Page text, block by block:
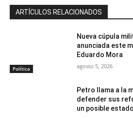
ARTÍCULOS RELACIONADOS
Política
Nueva cúpula
anunciada este
Eduardo Mora
agosto 5, 2026
Petro llama a la
defender sus
un posible